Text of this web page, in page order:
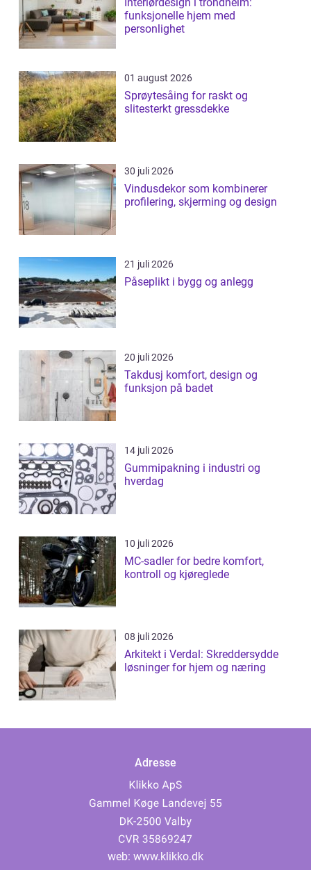
funksjonelle hjem med
personlighet
01 august 2026
Sprøytesåing for raskt og
slitesterkt gressdekke
30 juli 2026
Vindusdekor som kombinerer
profilering, skjerming og design
21 juli 2026
Påseplikt i bygg og anlegg
20 juli 2026
Takdusj komfort, design og
funksjon på badet
14 juli 2026
Gummipakning i industri og
hverdag
10 juli 2026
MC-sadler for bedre komfort,
kontroll og kjøreglede
08 juli 2026
Arkitekt i Verdal: Skreddersydde
løsninger for hjem og næring
Adresse
web: www.klikko.dk